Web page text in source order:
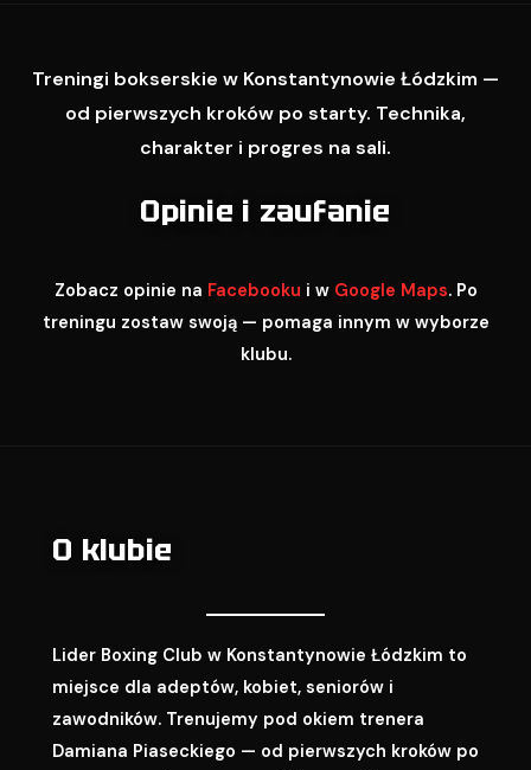
Treningi bokserskie w Konstantynowie Łódzkim —
od pierwszych kroków po starty. Technika,
charakter i progres na sali.
Opinie i zaufanie
Zobacz opinie na Facebooku i w Google Maps. Po
treningu zostaw swoją — pomaga innym w wyborze
klubu.
O klubie
Lider Boxing Club w Konstantynowie Łódzkim to
miejsce dla adeptów, kobiet, seniorów i
zawodników. Trenujemy pod okiem trenera
Damiana Piaseckiego — od pierwszych kroków po